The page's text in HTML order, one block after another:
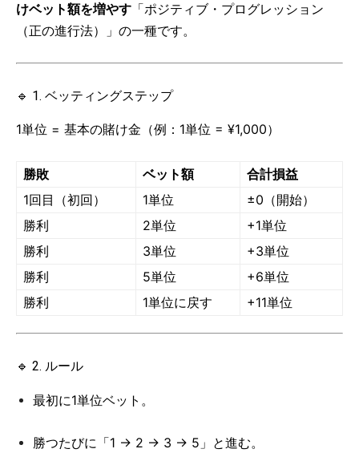
けベット額を増やす 「ポジティブ・プログレッション
（正の進行法）」の一種です。
🔹 1. ベッティングステップ
1単位 = 基本の賭け金（例：1単位 = ¥1,000）
勝敗 ベット額
合計損益
1回目（初回）
1単位
±0（開始）
勝利
2単位
+1単位
勝利
3単位
+3単位
勝利
5単位
+6単位
勝利
1単位に戻す +11単位
🔹 2. ルール
最初に1単位ベット。
勝つたびに「1 → 2 → 3 → 5」と進む。